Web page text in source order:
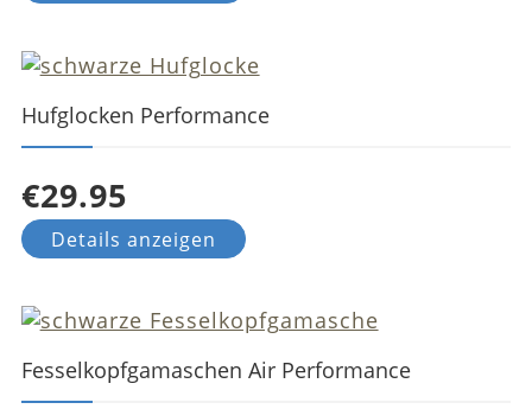
Hufglocken Performance
€29.95
Details anzeigen
Fesselkopfgamaschen Air Performance